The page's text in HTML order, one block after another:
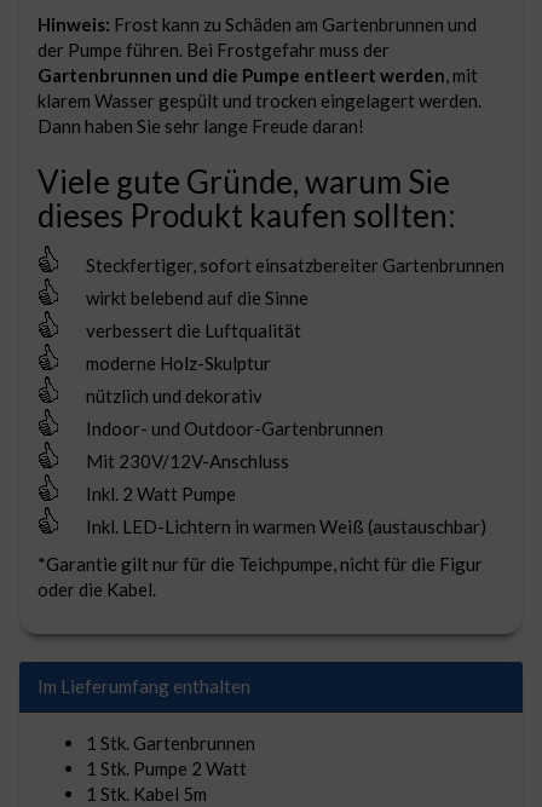
Hinweis: Frost kann zu Schäden am Gartenbrunnen und
der Pumpe führen. Bei Frostgefahr muss der
Gartenbrunnen und die Pumpe entleert werden, mit
klarem Wasser gespült und trocken eingelagert werden.
Dann haben Sie sehr lange Freude daran!
Viele gute Gründe, warum Sie
dieses Produkt kaufen sollten:
Steckfertiger, sofort einsatzbereiter Gartenbrunnen
wirkt belebend auf die Sinne
verbessert die Luftqualität
moderne Holz-Skulptur
nützlich und dekorativ
Indoor- und Outdoor-Gartenbrunnen
Mit 230V/12V-Anschluss
Inkl. 2 Watt Pumpe
Inkl. LED-Lichtern in warmen Weiß (austauschbar)
*Garantie gilt nur für die Teichpumpe, nicht für die Figur
oder die Kabel.
Im Lieferumfang enthalten
1 Stk. Gartenbrunnen
1 Stk. Pumpe 2 Watt
1 Stk. Kabel 5m